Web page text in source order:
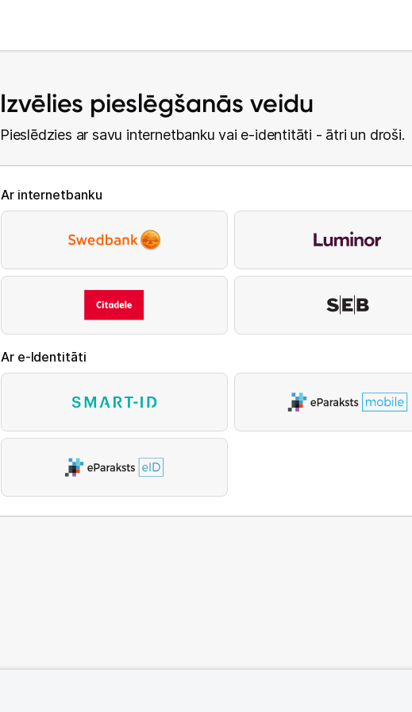
Izvēlies pieslēgšanās veidu
Pieslēdzies ar savu internetbanku vai e-identitāti - ātri un droši.
Ar internetbanku
Ar e-Identitāti